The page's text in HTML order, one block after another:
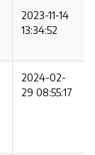
2023-11-14
13:34:52
2024-02-
29 08:55:17